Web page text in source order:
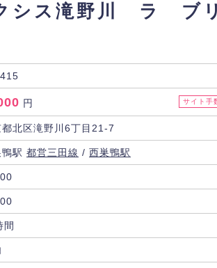
シス滝野川 ラ ブ
サイト手
円
都北区滝野川6丁目21-7
駅 都営三田線 / 西巣鴨駅
間